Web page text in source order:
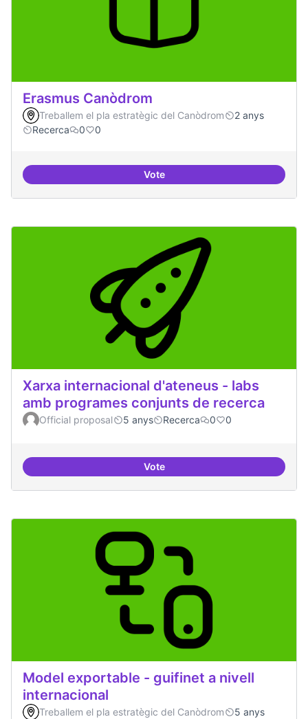
Erasmus Canòdrom
Treballem el pla estratègic del Canòdrom
2 anys
Recerca
0 0
VoteErasmus Canòdrom
Xarxa internacional d'ateneus - labs
amb programes conjunts de recerca
Official proposal 5 anys Recerca 0 0
VoteXarxa internacional d'ateneus -
Model exportable - guifinet a nivell
internacional
Treballem el pla estratègic del Canòdrom
5 anys